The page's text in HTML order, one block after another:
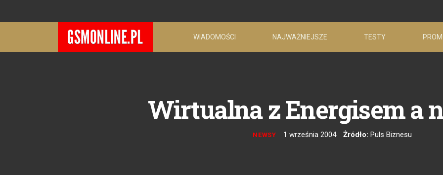
WIADOMOŚCI NAJWAŻNIEJSZE TESTY
Wirtualna z Energisem a
NEWSY 1 września 2004 Żródło: Puls Biznesu